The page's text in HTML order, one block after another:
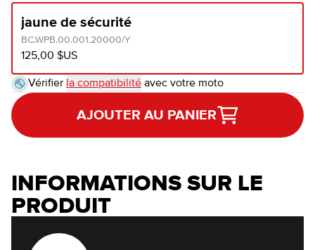
jaune de sécurité
BC.WPB.00.001.20000/Y
125,00 $US
Vérifier la compatibilité avec votre moto
AJOUTER AU PANIER
INFORMATIONS SUR LE
PRODUIT